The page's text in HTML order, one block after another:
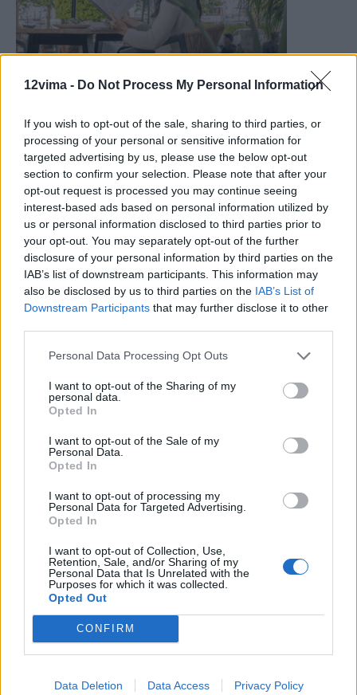
12vima - Do Not Process My Personal Information
If you wish to opt-out of the sale, sharing to third parties, or
processing of your personal or sensitive information for
targeted advertising by us, please use the below opt-out
section to confirm your selection. Please note that after your
opt-out request is processed you may continue seeing
interest-based ads based on personal information utilized by
us or personal information disclosed to third parties prior to
your opt-out. You may separately opt-out of the further
disclosure of your personal information by third parties on the
IAB’s list of downstream participants. This information may
also be disclosed by us to third parties on the IAB’s List of
Downstream Participants that may further disclose it to other
Personal Data Processing Opt Outs
I want to opt-out of the Sharing of my
personal data.
Opted In
I want to opt-out of the Sale of my
Personal Data.
Opted In
I want to opt-out of processing my
Personal Data for Targeted Advertising.
Opted In
I want to opt-out of Collection, Use,
Retention, Sale, and/or Sharing of my
Personal Data that Is Unrelated with the
Purposes for which it was collected.
Opted Out
CONFIRM
Data Deletion Data Access Privacy Policy